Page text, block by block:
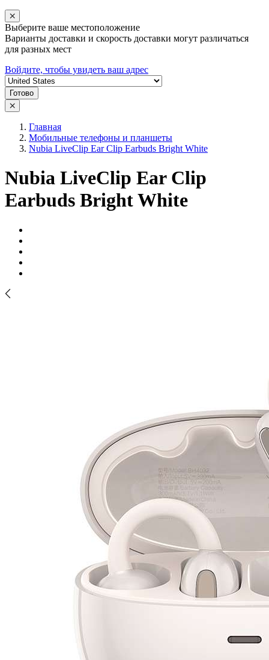
Выберите ваше местоположение
Варианты доставки и скорость доставки могут различаться
для разных мест
Войдите, чтобы увидеть ваш адрес
Готово
Главная
Мобильные телефоны и планшеты
Nubia LiveClip Ear Clip Earbuds Bright White
Nubia LiveClip Ear Clip
Earbuds Bright White